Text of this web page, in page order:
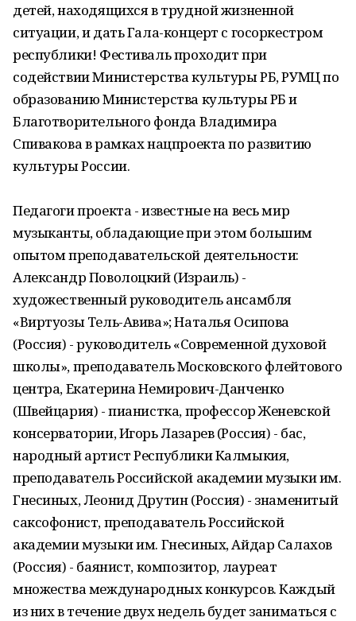
детей, находящихся в трудной жизненной
ситуации, и дать Гала-концерт с госоркестром
республики! Фестиваль проходит при
содействии Министерства культуры РБ, РУМЦ по
образованию Министерства культуры РБ и
Благотворительного фонда Владимира
Спивакова в рамках нацпроекта по развитию
культуры России.
Педагоги проекта - известные на весь мир
музыканты, обладающие при этом большим
опытом преподавательской деятельности:
Александр Поволоцкий (Израиль) -
художественный руководитель ансамбля
«Виртуозы Тель-Авива»; Наталья Осипова
(Россия) - руководитель «Современной духовой
школы», преподаватель Московского флейтового
центра, Екатерина Немирович-Данченко
(Швейцария) - пианистка, профессор Женевской
консерватории, Игорь Лазарев (Россия) - бас,
народный артист Республики Калмыкия,
преподаватель Российской академии музыки им.
Гнесиных, Леонид Друтин (Россия) - знаменитый
саксофонист, преподаватель Российской
академии музыки им. Гнесиных, Айдар Салахов
(Россия) - баянист, композитор, лауреат
множества международных конкурсов. Каждый
из них в течение двух недель будет заниматься с